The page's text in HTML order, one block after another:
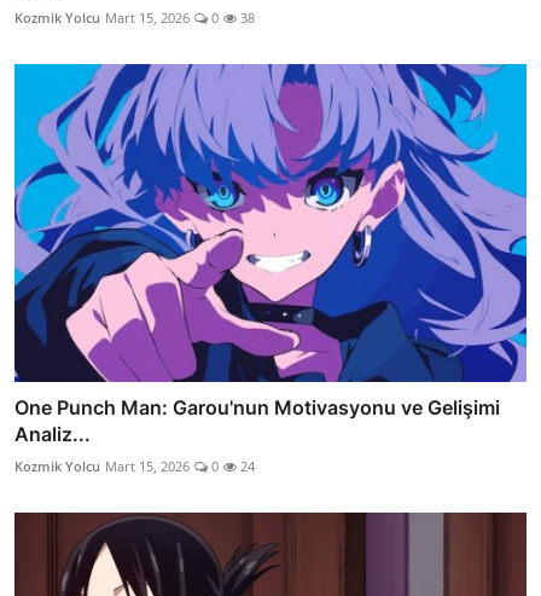
Kozmik Yolcu Mart 15, 2026 0 38
One Punch Man: Garou'nun Motivasyonu ve Gelişimi
Analiz...
Kozmik Yolcu Mart 15, 2026 0 24